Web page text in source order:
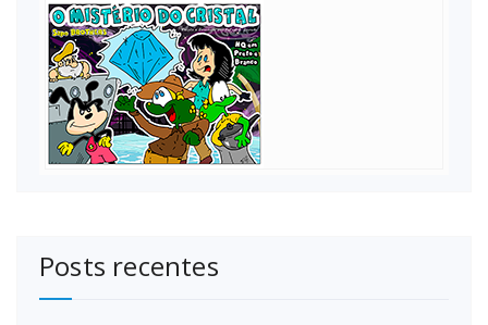
Posts recentes